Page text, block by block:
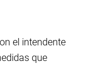
el intendente
que